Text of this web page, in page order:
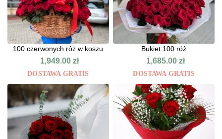
100 czerwonych róż w koszu
1,949.00zł
DOSTAWA GRATIS
Bukiet 100 róż
1,685.00 zł
DOSTAWA GRATIS